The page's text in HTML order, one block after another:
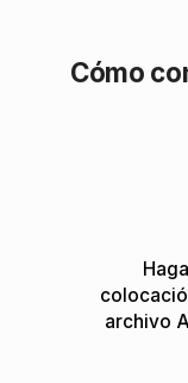
Cómo
archivo